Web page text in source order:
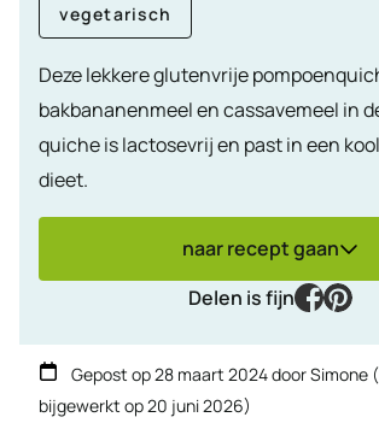
vegetarisch
Deze lekkere glutenvrije
bakbananenmeel en cassavemeel in
quiche is lactosevrij en past in een
dieet.
naar recept gaan
Delen is fijn
Gepost op28 maart 2024doorSimone
bijgewerkt op20 juni 2026)